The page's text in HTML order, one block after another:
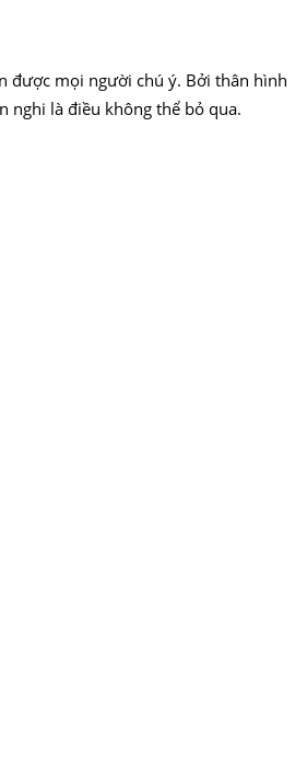
được mọi người chú ý. Bởi thân hình
nghi là điều không thể bỏ qua.